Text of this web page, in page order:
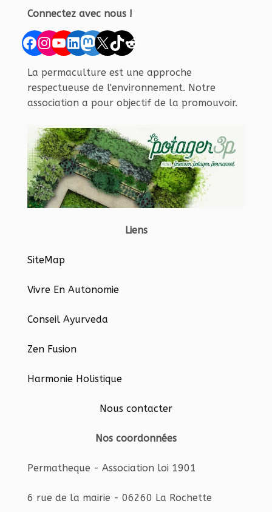
Connectez avec nous !
Facebook
Instagram
YouTube
LinkedIn
Mastodon
X TikTok
Reddit
La permaculture est une approche
respectueuse de l'environnement. Notre
association a pour objectif de la promouvoir.
Liens
SiteMap
Vivre En Autonomie
Conseil Ayurveda
Zen Fusion
Harmonie Holistique
Nous contacter
Nos coordonnées
Permatheque - Association loi 1901
6 rue de la mairie - 06260 La Rochette